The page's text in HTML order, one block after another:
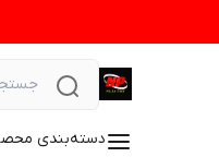
دسته‌بندی